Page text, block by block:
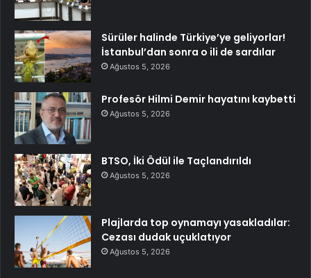
Sürüler halinde Türkiye’ye geliyorlar!
İstanbul’dan sonra o ili de sardılar
Ağustos 5, 2026
Profesör Hilmi Demir hayatını kaybetti
Ağustos 5, 2026
BTSO, İki Ödül ile Taçlandırıldı
Ağustos 5, 2026
Plajlarda top oynamayı yasakladılar:
Cezası dudak uçuklatıyor
Ağustos 5, 2026